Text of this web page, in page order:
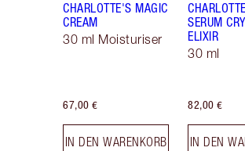
CHARLOTTE'S MAGIC
CREAM
30 ml Moisturiser
67,00 €
IN DEN WARENKORB
SERUM
ELIXIR
30 ml
82,00 €
IN DEN